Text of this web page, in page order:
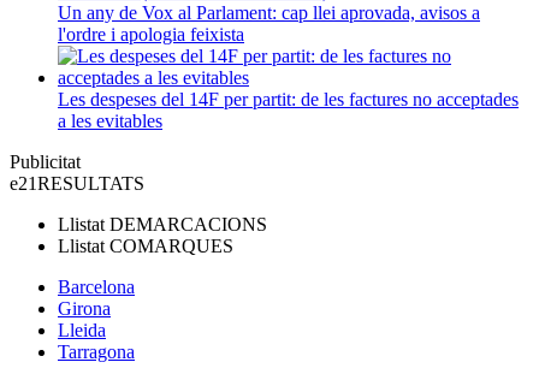
Un any de Vox al Parlament: cap llei aprovada, avisos a
l'ordre i apologia feixista
Les despeses del 14F per partit: de les factures no acceptades
a les evitables
Publicitat
e21RESULTATS
Llistat DEMARCACIONS
Llistat COMARQUES
Barcelona
Girona
Lleida
Tarragona